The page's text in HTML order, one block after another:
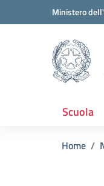
Vai ai contenuti
Vai al menu diMinistero
Scuola
Home